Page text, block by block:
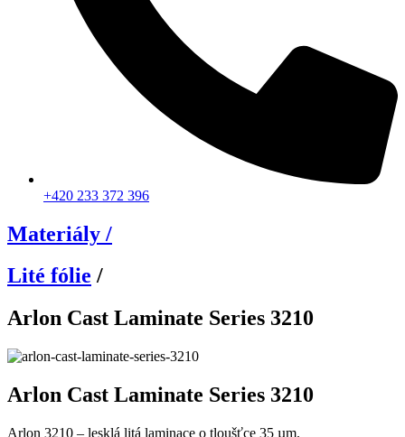
+420 233 372 396
Materiály /
Lité fólie /
Arlon Cast Laminate Series 3210
Arlon Cast Laminate Series 3210
Arlon 3210 – lesklá litá laminace o tloušťce 35 µm.